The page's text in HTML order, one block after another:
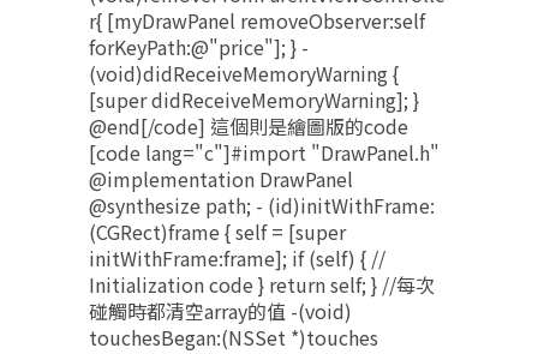
r{ [myDrawPanel removeObserver:self
forKeyPath:@"price"]; } -
(void)didReceiveMemoryWarning {
[super didReceiveMemoryWarning]; }
@end[/code] 這個則是繪圖版的code
[code lang="c"]#import "DrawPanel.h"
@implementation DrawPanel
@synthesize path; - (id)initWithFrame:
(CGRect)frame { self = [super
initWithFrame:frame]; if (self) { //
Initialization code } return self; } //每次
碰觸時都清空array的值 -(void)
touchesBegan:(NSSet *)touches